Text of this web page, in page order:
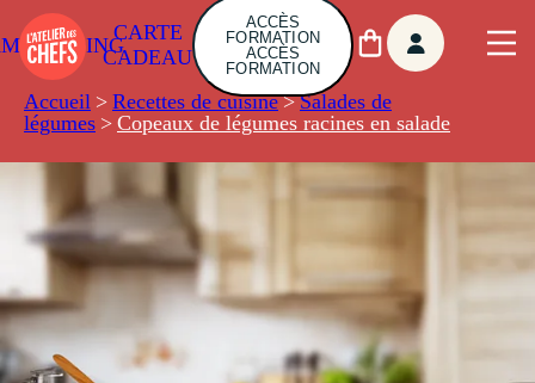
CARTE
CADEAU
ACCÈS
FORMATION
ACCÈS
FORMATION
Accueil > Recettes de cuisine > Salades de
légumes > Copeaux de légumes racines en salade